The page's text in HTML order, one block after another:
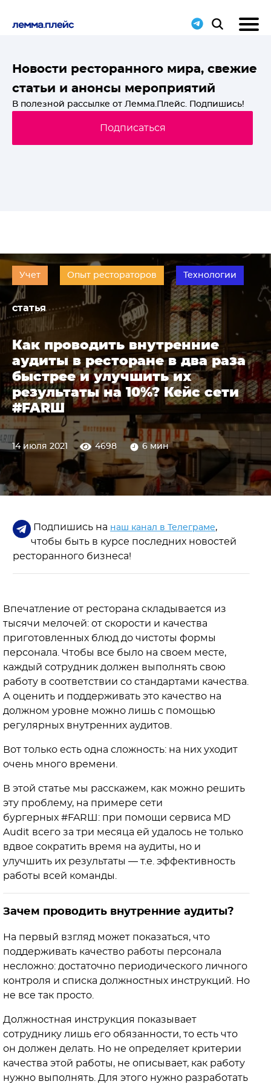
Новости ресторанного мира, свежие
статьи и анонсы мероприятий
В полезной рассылке от Лемма.Плейс. Подпишись!
Подписаться
Учет Опыт рестораторов Технологии
статья
Как проводить внутренние
аудиты в ресторане в два раза
быстрее и улучшить их
результаты на 10%? Кейс сети
#FARШ
14 июля 2021 4698 6 мин
Подпишись на наш канал в Телеграме,
чтобы быть в курсе последних новостей
ресторанного бизнеса!
Впечатление от ресторана складывается из
тысячи мелочей: от скорости и качества
приготовленных блюд до чистоты формы
персонала. Чтобы все было на своем месте,
каждый сотрудник должен выполнять свою
работу в соответствии со стандартами качества.
А оценить и поддерживать это качество на
должном уровне можно лишь с помощью
регулярных внутренних аудитов.
Вот только есть одна сложность: на них уходит
очень много времени.
В этой статье мы расскажем, как можно решить
эту проблему, на примере сети
бургерных #FARШ: при помощи сервиса MD
Audit всего за три месяца ей удалось не только
вдвое сократить время на аудиты, но и
улучшить их результаты — т.е. эффективность
работы всей команды.
Зачем проводить внутренние аудиты?
На первый взгляд может показаться, что
поддерживать качество работы персонала
несложно: достаточно периодического личного
контроля и списка должностных инструкций. Но
не все так просто.
Должностная инструкция показывает
сотруднику лишь его обязанности, то есть что
он должен делать. Но не определяет критерии
качества этой работы, не описывает, как работу
нужно выполнять. Для этого нужно разработать